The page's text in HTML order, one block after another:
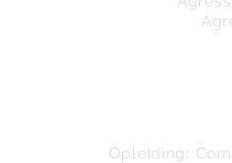
Opleiding: